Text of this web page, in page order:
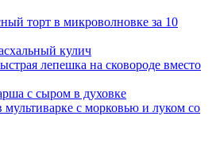
торт в микроволновке за 10
кулич
лепешка на сковороде вместо
с сыром в духовке
с морковью и луком со